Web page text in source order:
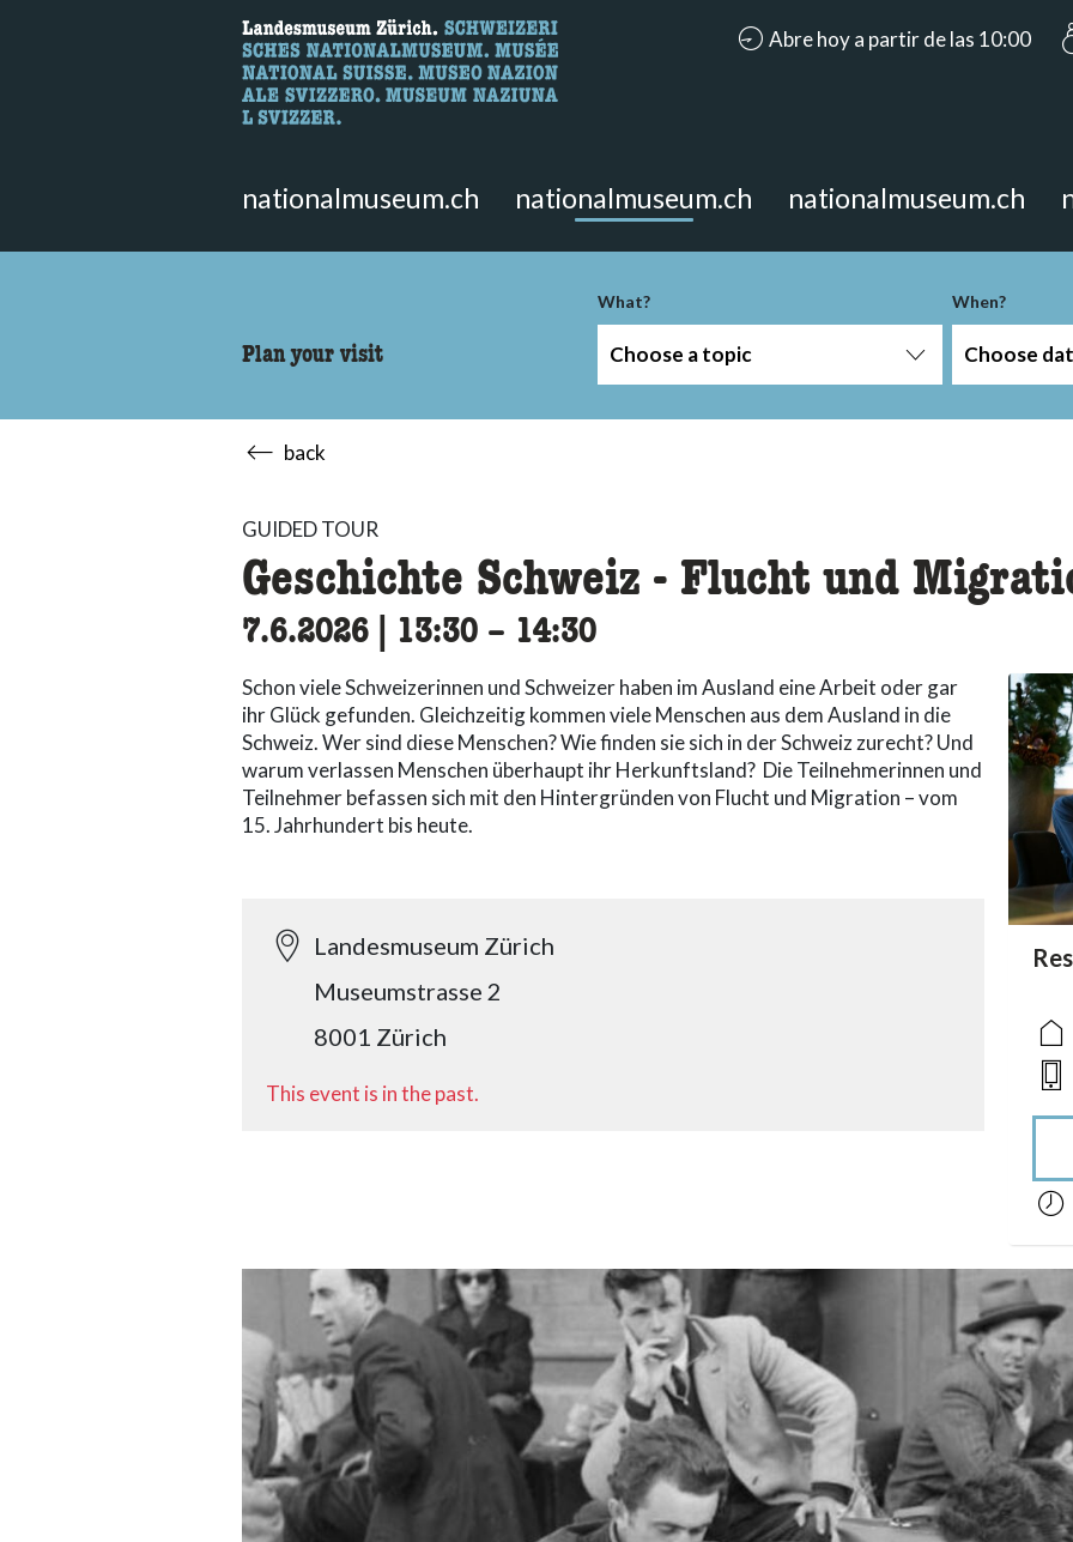
Here you can search for content on the page.
accessibility.aria.opening_hours: Abre
Abre hoy a partir de las 10:00
nationalmuseum.ch nationalmuseum.ch nationalmuseum.ch
Plan your visit
What?
Choose a topic
When?
Choose
back
GUIDED TOUR
Geschichte Schweiz - Flucht und
7.6.2026 13:30 accessibility.time_to
– 14:30
Schon viele Schweizerinnen und Schweizer haben im Ausland eine Arbeit oder gar
ihr Glück gefunden. Gleichzeitig kommen viele Menschen aus dem Ausland in die
Schweiz. Wer sind diese Menschen? Wie finden sie sich in der Schweiz zurecht? Und
warum verlassen Menschen überhaupt ihr Herkunftsland? Die Teilnehmerinnen und
Teilnehmer befassen sich mit den Hintergründen von Flucht und Migration – vom
15. Jahrhundert bis heute.
Landesmuseum Zürich
Museumstrasse 2
8001 Zürich
This event is in the past.